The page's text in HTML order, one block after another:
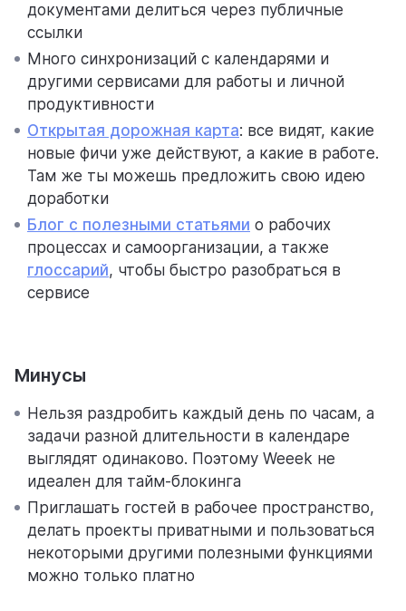
документами делиться через публичные
ссылки
Много синхронизаций с календарями и
другими сервисами для работы и личной
продуктивности
Открытая дорожная карта: все видят, какие
новые фичи уже действуют, а какие в работе.
Там же ты можешь предложить свою идею
доработки
Блог с полезными статьями о рабочих
процессах и самоорганизации, а также
глоссарий, чтобы быстро разобраться в
сервисе
со временем
Минусы
Нельзя раздробить каждый день по часам, а
задачи разной длительности в календаре
выглядят одинаково. Поэтому Weeek не
идеален для тайм-блокинга
Приглашать гостей в рабочее пространство,
делать проекты приватными и пользоваться
некоторыми другими полезными функциями
можно только платно